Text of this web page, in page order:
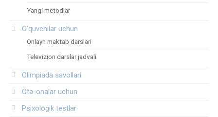
Yangi metodlar
O‘quvchilar uchun
Onlayn maktab darslari
Televizion darslar jadvali
Olimpiada savollari
Ota-onalar uchun
Psixologik testlar